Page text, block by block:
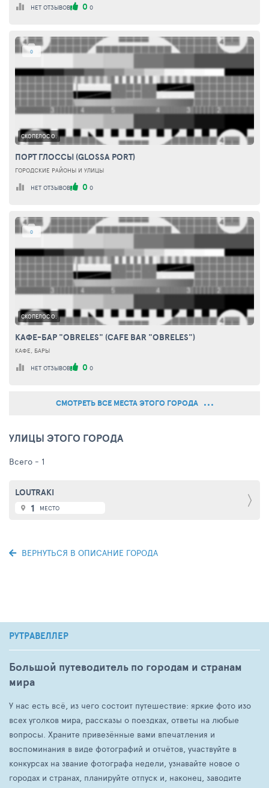
НЕТ ОТЗЫВОВ 0 0
0
СКОПЕЛОС О.
ПОРТ ГЛОССЫ (GLOSSA PORT)
ГОРОДСКИЕ РАЙОНЫ И УЛИЦЫ
НЕТ ОТЗЫВОВ 0 0
0
СКОПЕЛОС О.
КАФЕ-БАР "OBRELES" (CAFE BAR "OBRELES")
КАФЕ, БАРЫ
НЕТ ОТЗЫВОВ 0 0
СМОТРЕТЬ ВСЕ МЕСТА ЭТОГО ГОРОДА
УЛИЦЫ ЭТОГО ГОРОДА
Всего - 1
LOUTRAKI
1 МЕСТО
ВЕРНУТЬСЯ В ОПИСАНИЕ ГОРОДА
РУТРАВЕЛЛЕР
Большой путеводитель по городам и странам
мира
У нас есть всё, из чего состоит путешествие: яркие фото изо
всех уголков мира, рассказы о поездках, ответы на любые
вопросы. Храните привезённые вами впечатления и
воспоминания в виде фотографий и отчётов, участвуйте в
конкурсах на звание фотографа недели, узнавайте новое о
городах и странах, планируйте отпуск и, наконец, заводите